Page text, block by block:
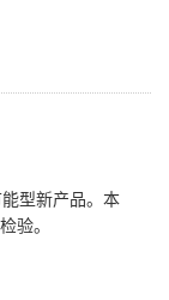
型新产品。本
验。